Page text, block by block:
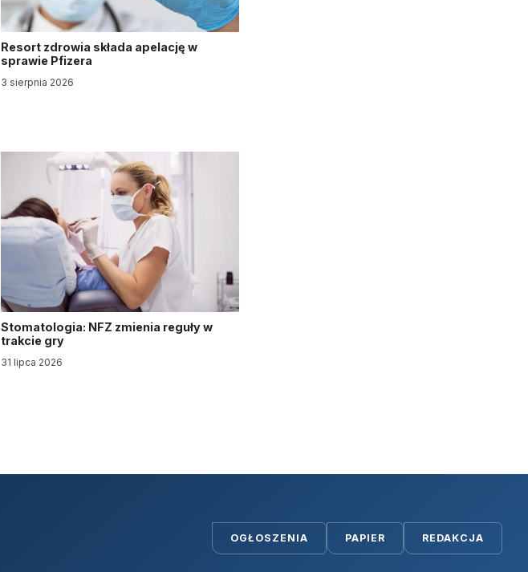
Resort zdrowia składa apelację w
sprawie Pfizera
3 sierpnia 2026
Stomatologia: NFZ zmienia reguły w
trakcie gry
31 lipca 2026
OGŁOSZENIA PAPIER REDAKCJA